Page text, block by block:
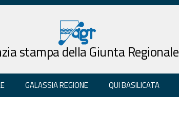
stampa della Giunta Regionale
GALASSIA REGIONE QUI BASILICATA